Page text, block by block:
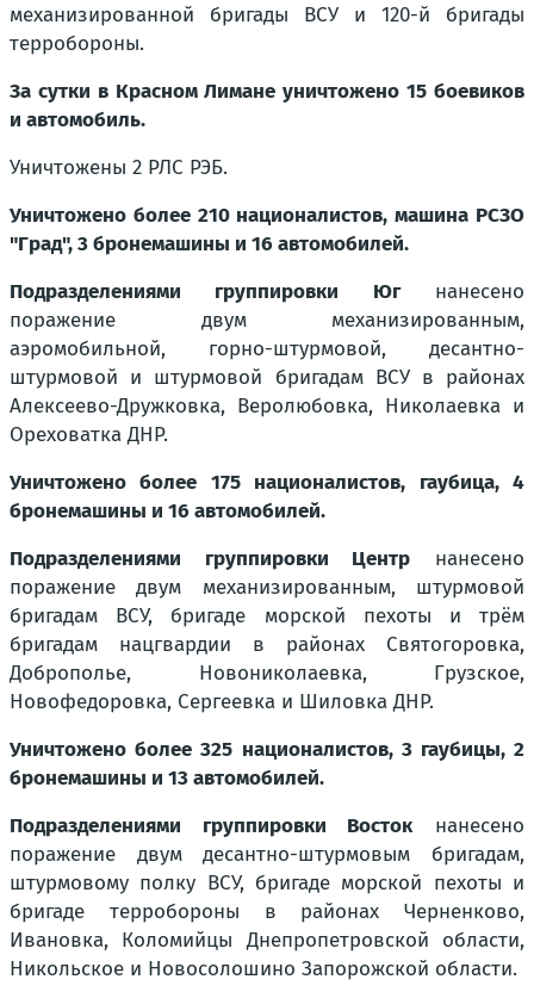
механизированной бригады ВСУ и 120-й бригады
терробороны.
За сутки в Красном Лимане уничтожено 15 боевиков
и автомобиль.
Уничтожены 2 РЛС РЭБ.
Уничтожено более 210 националистов, машина РСЗО
"Град", 3 бронемашины и 16 автомобилей.
Подразделениями группировки Югнанесено
поражение двум механизированным,
аэромобильной, горно-штурмовой, десантно-
штурмовой и штурмовой бригадам ВСУ в районах
Алексеево-Дружковка, Веролюбовка, Николаевка и
Ореховатка ДНР.
Уничтожено более 175 националистов, гаубица, 4
бронемашины и 16 автомобилей.
Подразделениями группировки Центр нанесено
поражение двум механизированным, штурмовой
бригадам ВСУ, бригаде морской пехоты и трём
бригадам нацгвардии в районах Святогоровка,
Доброполье, Новониколаевка, Грузское,
Новофедоровка, Сергеевка и Шиловка ДНР.
Уничтожено более 325 националистов, 3 гаубицы, 2
бронемашины и 13 автомобилей.
Подразделениями группировки Востокнанесено
поражение двум десантно-штурмовым бригадам,
штурмовому полку ВСУ, бригаде морской пехоты и
бригаде терробороны в районах Черненково,
Ивановка, Коломийцы Днепропетровской области,
Никольское и Новосолошино Запорожской области.